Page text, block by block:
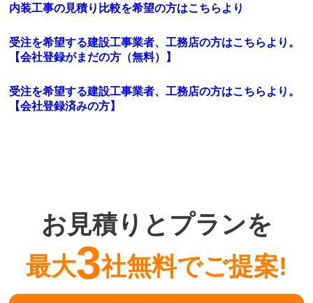
内装工事の見積り比較を希望の方はこちらより
受注を希望する建設工事業者、工務店の方はこちらより。
【会社登録がまだの方（無料）】
受注を希望する建設工事業者、工務店の方はこちらより。
【会社登録済みの方】
お見積りとプランを
最大3社無料でご提案!